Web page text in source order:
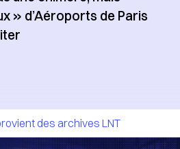
» d’Aéroports de Paris
des archives LNT